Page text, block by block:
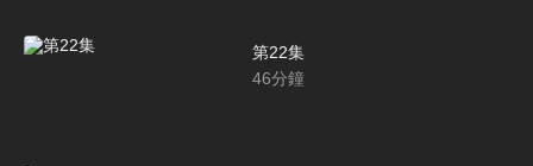
第22集
46分鐘